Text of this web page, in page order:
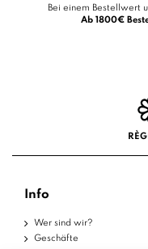
Bei einem Bestellwert
Ab 1800€
Info
Wer sind wir?
Geschäfte